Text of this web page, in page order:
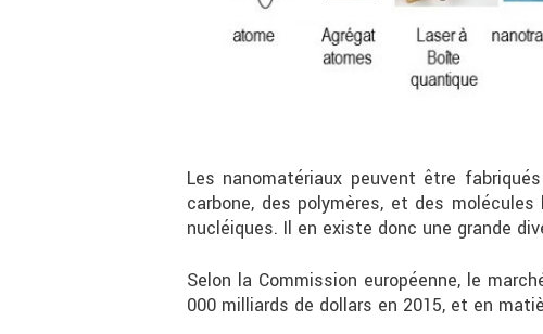
Les nanomatériaux peuvent être
carbone, des polymères, et des
nucléiques. Il en existe donc une grande
Selon la Commission européenne, le
000 milliards de dollars en 2015, et en